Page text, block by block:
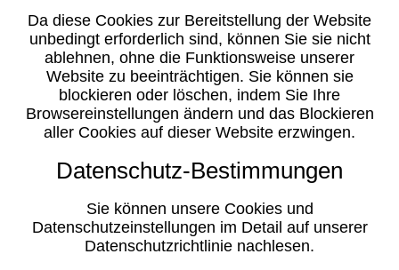
Da diese Cookies zur Bereitstellung der Website
unbedingt erforderlich sind, können Sie sie nicht
ablehnen, ohne die Funktionsweise unserer
Website zu beeinträchtigen. Sie können sie
blockieren oder löschen, indem Sie Ihre
Browsereinstellungen ändern und das Blockieren
aller Cookies auf dieser Website erzwingen.
Datenschutz-Bestimmungen
Sie können unsere Cookies und
Datenschutzeinstellungen im Detail auf unserer
Datenschutzrichtlinie nachlesen.